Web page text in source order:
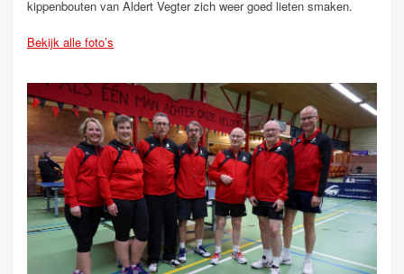
kippenbouten van Aldert Vegter zich weer goed lieten smaken.
Bekijk alle foto’s